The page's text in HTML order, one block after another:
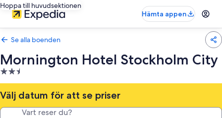
Hoppa till huvudsektionen
Hämta appen
Se alla boenden
Mornington Hotel Stockholm City
2.5-
stjärnigt
boende
Välj datum för att se priser
Vart reser du?